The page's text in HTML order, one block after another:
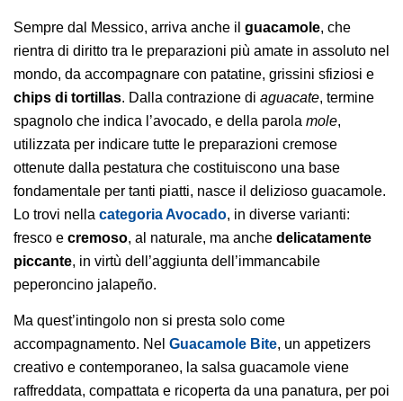
Sempre dal Messico, arriva anche il guacamole, che
rientra di diritto tra le preparazioni più amate in assoluto nel
mondo, da accompagnare con patatine, grissini sfiziosi e
chips di tortillas. Dalla contrazione di aguacate, termine
spagnolo che indica l’avocado, e della parola mole,
utilizzata per indicare tutte le preparazioni cremose
ottenute dalla pestatura che costituiscono una base
fondamentale per tanti piatti, nasce il delizioso guacamole.
Lo trovi nella categoria Avocado, in diverse varianti:
fresco e cremoso, al naturale, ma anche delicatamente
piccante, in virtù dell’aggiunta dell’immancabile
peperoncino jalapeño.
Ma quest’intingolo non si presta solo come
accompagnamento. Nel Guacamole Bite, un appetizers
creativo e contemporaneo, la salsa guacamole viene
raffreddata, compattata e ricoperta da una panatura, per poi